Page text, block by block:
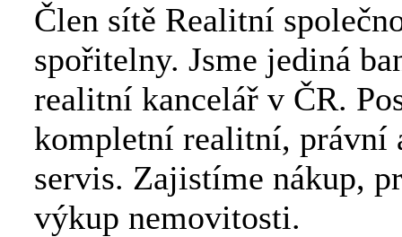
Člen sítě Realitní
spořitelny. Jsme jediná
realitní kancelář v ČR.
kompletní realitní, právní
servis. Zajistíme nákup,
výkup nemovitosti.